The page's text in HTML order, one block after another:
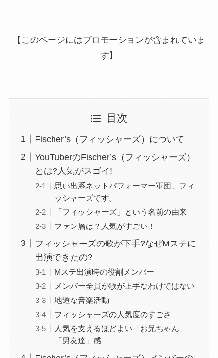
【このページにはプロモーションが含まれていま
す】
目次
Fischer’s（フィッシャーズ）について
YouTuberのFischer’s（フィッシャーズ）
とは?人気がスゴイ!
思い出系ネットパフォーマー軍団、フィ
ッシャーズです。
「フィッシャーズ」という名前の由来
ファン層は？人気がすごい！
フィッシャーズの歌が下手?なぜMステに
出演できたの?
Mステ出演時の役割メンバー
メンバー全員が歌が上手なわけではない
地道な音楽活動
フィッシャーズの人気度のすごさ
人気を支えるほどよい「お兄ちゃん」
「男友達」感